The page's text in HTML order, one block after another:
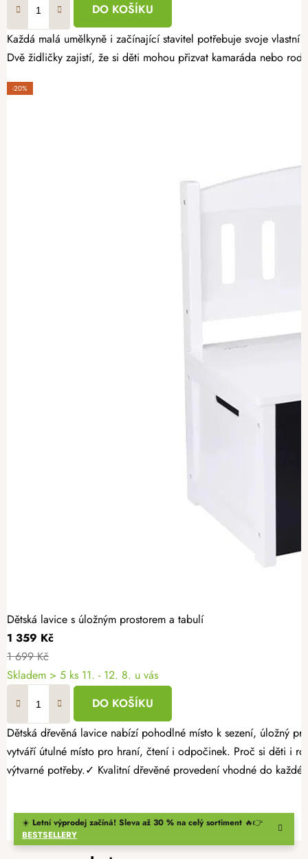
☀️ Letní výprodej začíná! Sleva až 30 % na celý sortiment 🔥👉
BESTSELLERY
DO KOŠÍKU
Každá malá umělkyně i začínající stavitel potřebuje svoje
Dvě židličky zajistí, že si děti mohou přizvat kamaráda nebo
-20%
Dětská lavice s úložným prostorem a tabulí
1 359 Kč
1 699 Kč
Skladem > 5 ks 11. - 12. 8. u vás
DO KOŠÍKU
Dětská dřevěná lavice nabízí pohodlné místo k sezení, úložný
vytváří útulné místo pro hraní, čtení i odpočinek. Proč si děti i
výtvarné potřeby.✓ Kvalitní dřevěné provedení vhodné do